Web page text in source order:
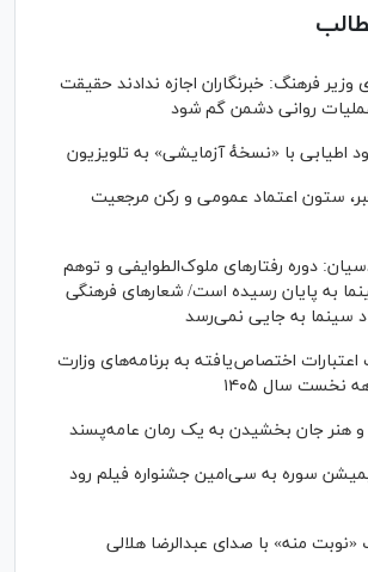
وزیر فرهنگ: خبرنگاران اجازه ندادند حقیقت
روانی دشمن گم شود
اطیابی با «نسخهٔ آزمایشی» به تلویزیون
ستون اعتماد عمومی و رکن مرجعیت
دوره رفتارهای ملوک‌الطوایفی و توهم
به پایان رسیده است/ شعارهای فرهنگی
سینما به جایی نمی‌رسد
اختصاص‌یافته به برنامه‌های وزارت
نخست سال ۱۴۰۵
و هنر جان بخشیدن به یک رمان عامه‌پسند
سوره به سی‌امین جشنواره فیلم رود
«نوبت منه» با صدای عبدالرضا هلالی